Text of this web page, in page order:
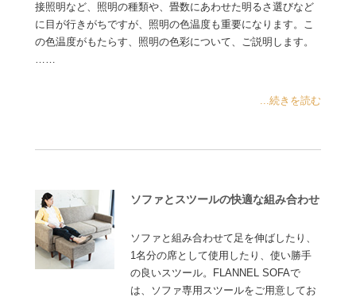
接照明など、照明の種類や、畳数にあわせた明るさ選びなど
に目が行きがちですが、照明の色温度も重要になります。こ
の色温度がもたらす、照明の色彩について、ご説明します。
...続きを読む
ソファとスツールの快適な組み合わせ
ソファと組み合わせて足を伸ばしたり、
1名分の席として使用したり、使い勝手
の良いスツール。FLANNEL SOFAで
は、ソファ専用スツールをご用意してお